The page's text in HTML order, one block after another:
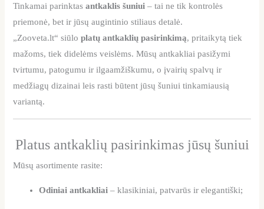
Tinkamai parinktasantkaklis šuniui – tai ne tik kontrolės
priemonė, bet ir jūsų augintinio stiliaus detalė.
„Zooveta.lt“ siūloplatų antkaklių pasirinkimą, pritaikytą tiek
mažoms, tiek didelėms veislėms. Mūsų antkakliai pasižymi
tvirtumu, patogumu ir ilgaamžiškumu, o įvairių spalvų ir
medžiagų dizainai leis rasti būtent jūsų šuniui tinkamiausią
variantą.
Platus antkaklių pasirinkimas jūsų šuniui
Mūsų asortimente rasite:
Odiniai antkakliai – klasikiniai, patvarūs ir elegantiški;